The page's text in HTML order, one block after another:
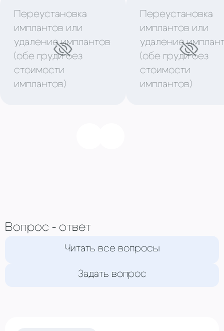
Переустановка
имплантов или
удаление имплантов
(обе груди без
стоимости
имплантов)
Переустановка
имплантов или
удаление
(обе груди без
стоимости
имплантов)
Вопрос - ответ
Читать все вопросы
Задать вопрос